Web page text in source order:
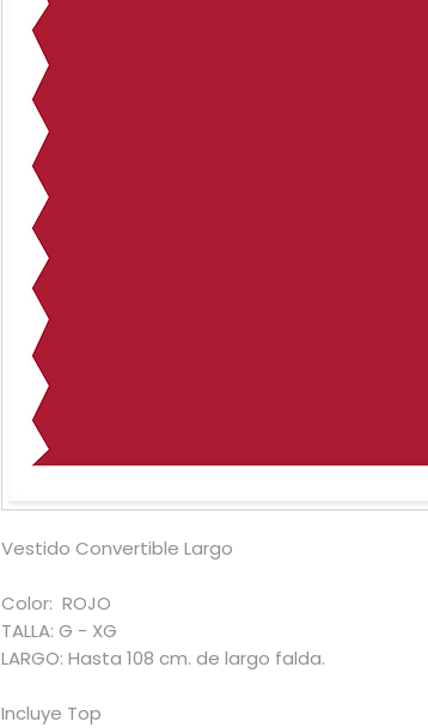
Vestido Convertible Largo
Color: ROJO
TALLA: G - XG
LARGO: Hasta 108 cm. de largo falda.
Incluye Top